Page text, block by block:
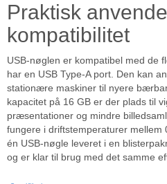
Praktisk
kompatibilitet
USB-nøglen er kompatibel med de
har en USB Type-A port. Den kan
stationære maskiner til nyere
kapacitet på 16 GB er der plads til
præsentationer og mindre
fungere i driftstemperaturer mellem
én USB-nøgle leveret i en
og er klar til brug med det samme